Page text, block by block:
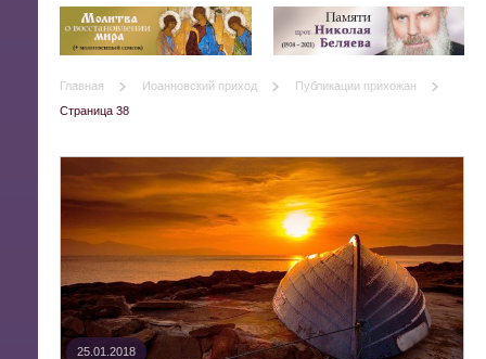
Главная Иоанновский приход
Публикации прихожан
Страница 38
25.01.2018